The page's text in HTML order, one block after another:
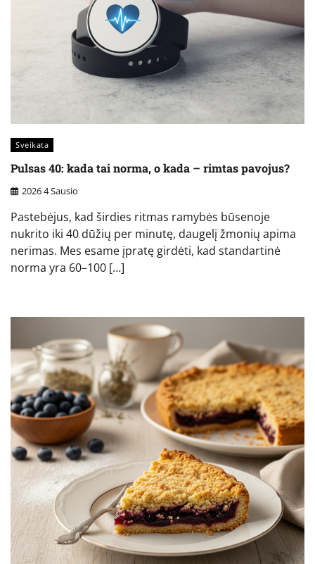
Sveikata
Pulsas 40: kada tai norma, o kada – rimtas pavojus?
2026 4 Sausio
Pastebėjus, kad širdies ritmas ramybės būsenoje
nukrito iki 40 dūžių per minutę, daugelį žmonių apima
nerimas. Mes esame įpratę girdėti, kad standartinė
norma yra 60–100 […]